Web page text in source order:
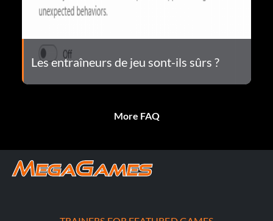
Les entraîneurs de jeu sont-ils sûrs ?
More FAQ